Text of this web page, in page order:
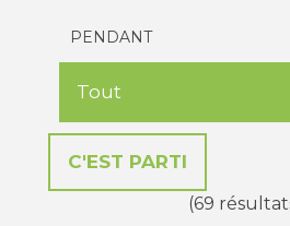
PENDANT
(69